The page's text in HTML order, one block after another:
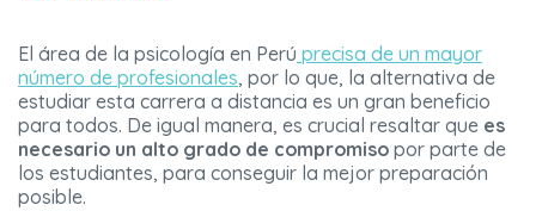
El área de la psicología en Perú precisa de un mayor
número de profesionales, por lo que, la alternativa de
estudiar esta carrera a distancia es un gran beneficio
para todos. De igual manera, es crucial resaltar que es
necesario un alto grado de compromiso por parte de
los estudiantes, para conseguir la mejor preparación
posible.